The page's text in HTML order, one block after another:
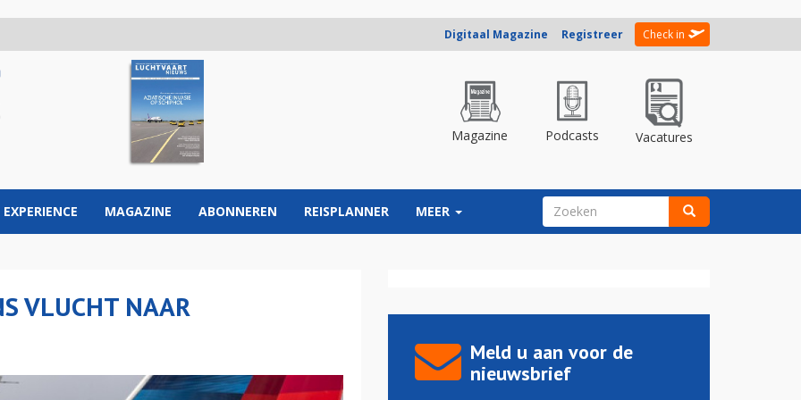
Digitaal Magazine Registreer Check in
Magazine Podcasts Vacatures
EXPERIENCE MAGAZINE ABONNEREN REISPLANNER MEER ZOEKVELD
VLUCHT NAAR
Meld u aan voor de
nieuwsbrief